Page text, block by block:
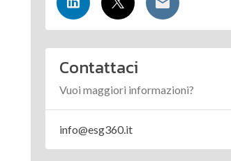
Contattaci
Vuoi maggiori informazioni?
info@esg360.it